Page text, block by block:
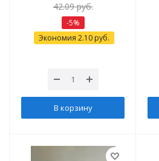
42.09руб.
-5%
Экономия 2.10руб.
В корзину